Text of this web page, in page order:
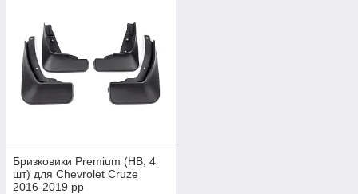
Бризковики Premium (HB, 4
шт) для Chevrolet Cruze
2016-2019 рр